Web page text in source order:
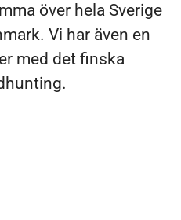
över hela Sverige
Vi har även en
med det finska